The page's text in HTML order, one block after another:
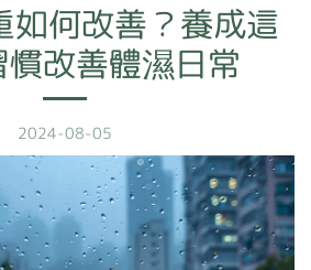
如何改善？養成這
改善體濕日常
2024-08-05